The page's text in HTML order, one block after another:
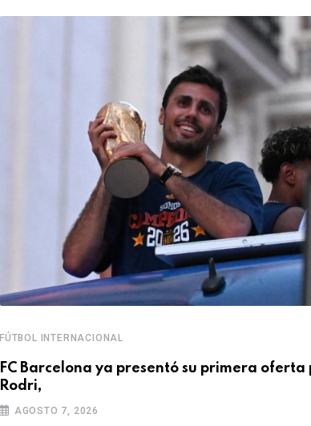
FÚTBOL INTERNACIONAL
FC Barcelona ya presentó su primera oferta
Rodri,
AGOSTO 7, 2026